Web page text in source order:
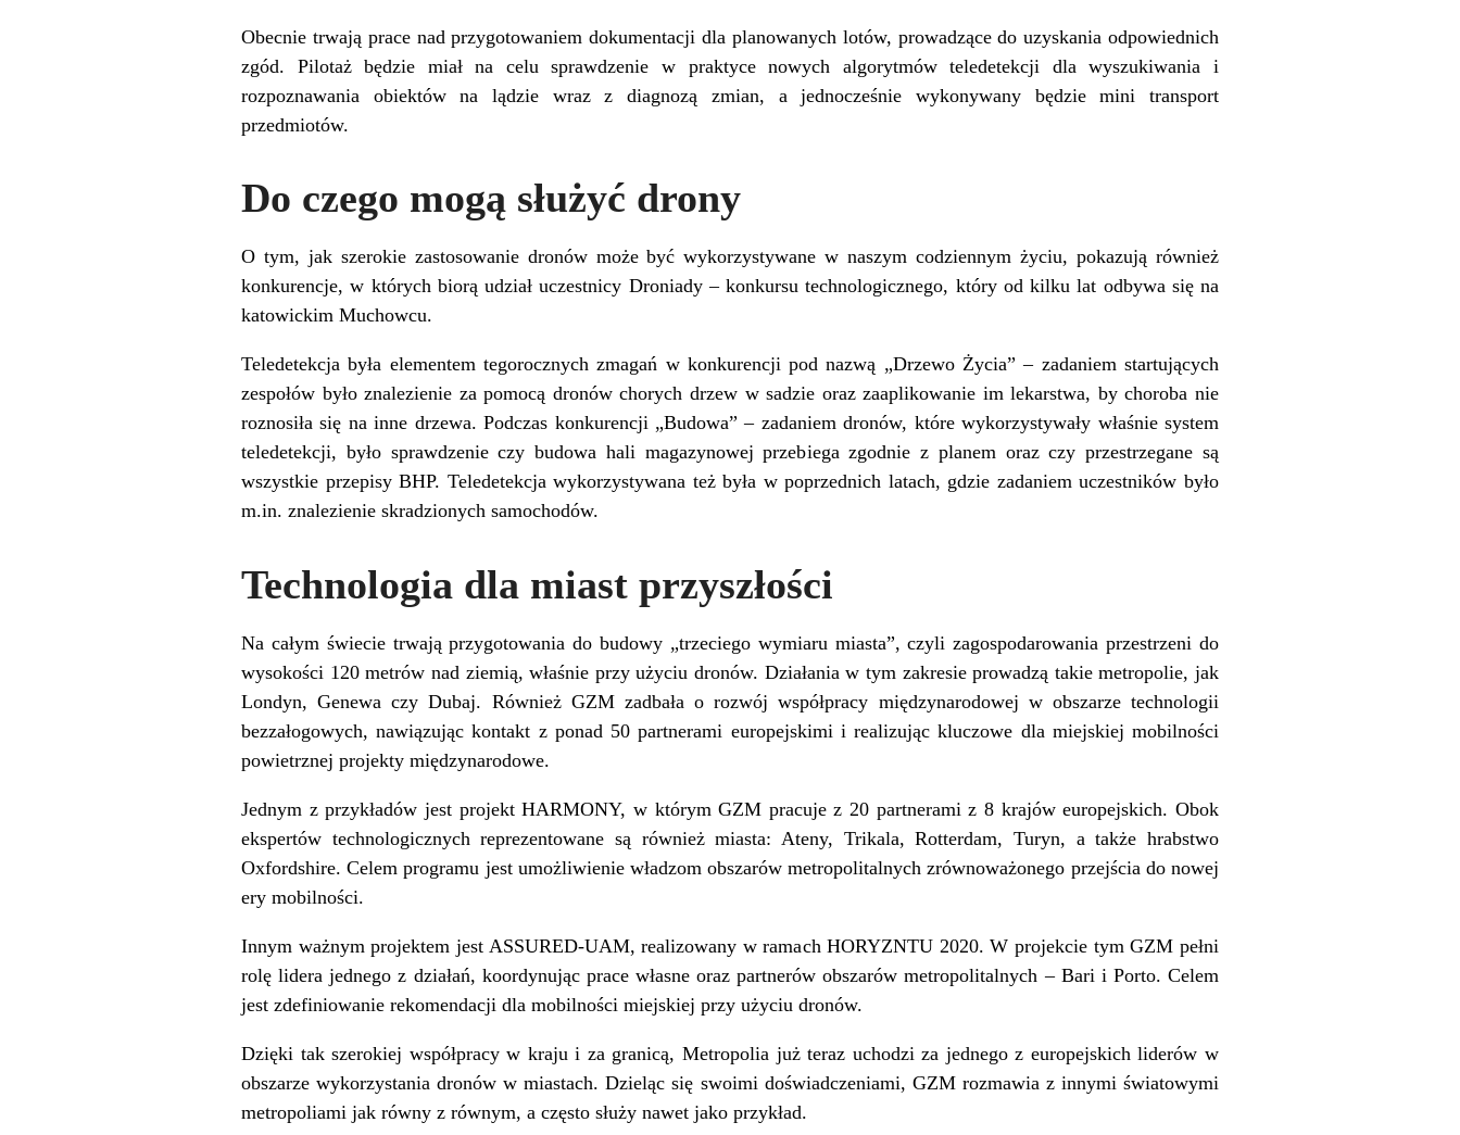
Obecnie trwają prace nad przygotowaniem dokumentacji dla planowanych lotów, prowadzące do uzyskania odpowiednich
zgód. Pilotaż będzie miał na celu sprawdzenie w praktyce nowych algorytmów teledetekcji dla wyszukiwania i
rozpoznawania obiektów na lądzie wraz z diagnozą zmian, a jednocześnie wykonywany będzie mini transport
przedmiotów.
Do czego mogą służyć drony
O tym, jak szerokie zastosowanie dronów może być wykorzystywane w naszym codziennym życiu, pokazują również
konkurencje, w których biorą udział uczestnicy Droniady – konkursu technologicznego, który od kilku lat odbywa się na
katowickim Muchowcu.
Teledetekcja była elementem tegorocznych zmagań w konkurencji pod nazwą „Drzewo Życia” – zadaniem startujących
zespołów było znalezienie za pomocą dronów chorych drzew w sadzie oraz zaaplikowanie im lekarstwa, by choroba nie
roznosiła się na inne drzewa. Podczas konkurencji „Budowa” – zadaniem dronów, które wykorzystywały właśnie system
teledetekcji, było sprawdzenie czy budowa hali magazynowej przebiega zgodnie z planem oraz czy przestrzegane są
wszystkie przepisy BHP. Teledetekcja wykorzystywana też była w poprzednich latach, gdzie zadaniem uczestników było
m.in. znalezienie skradzionych samochodów.
Technologia dla miast przyszłości
Na całym świecie trwają przygotowania do budowy „trzeciego wymiaru miasta”, czyli zagospodarowania przestrzeni do
wysokości 120 metrów nad ziemią, właśnie przy użyciu dronów. Działania w tym zakresie prowadzą takie metropolie, jak
Londyn, Genewa czy Dubaj. Również GZM zadbała o rozwój współpracy międzynarodowej w obszarze technologii
bezzałogowych, nawiązując kontakt z ponad 50 partnerami europejskimi i realizując kluczowe dla miejskiej mobilności
powietrznej projekty międzynarodowe.
Jednym z przykładów jest projekt HARMONY, w którym GZM pracuje z 20 partnerami z 8 krajów europejskich. Obok
ekspertów technologicznych reprezentowane są również miasta: Ateny, Trikala, Rotterdam, Turyn, a także hrabstwo
Oxfordshire. Celem programu jest umożliwienie władzom obszarów metropolitalnych zrównoważonego przejścia do nowej
ery mobilności.
Innym ważnym projektem jest ASSURED-UAM, realizowany w ramach HORYZNTU 2020. W projekcie tym GZM pełni
rolę lidera jednego z działań, koordynując prace własne oraz partnerów obszarów metropolitalnych – Bari i Porto. Celem
jest zdefiniowanie rekomendacji dla mobilności miejskiej przy użyciu dronów.
Dzięki tak szerokiej współpracy w kraju i za granicą, Metropolia już teraz uchodzi za jednego z europejskich liderów w
obszarze wykorzystania dronów w miastach. Dzieląc się swoimi doświadczeniami, GZM rozmawia z innymi światowymi
metropoliami jak równy z równym, a często służy nawet jako przykład.